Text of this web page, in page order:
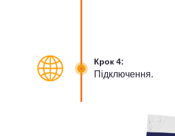
Крок 4:
Підключення.